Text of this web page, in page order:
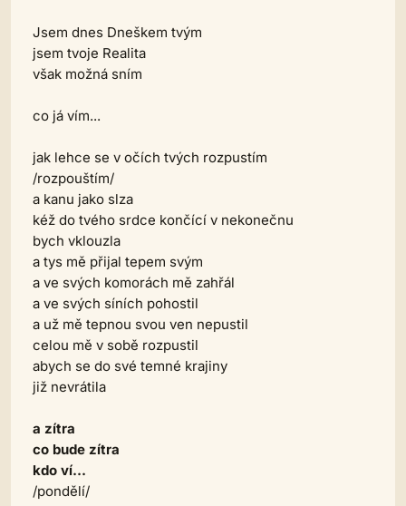
Jsem dnes Dneškem tvým
jsem tvoje Realita
však možná sním
co já vím...
jak lehce se v očích tvých rozpustím
/rozpouštím/
a kanu jako slza
kéž do tvého srdce končící v nekonečnu
bych vklouzla
a tys mě přijal tepem svým
a ve svých komorách mě zahřál
a ve svých síních pohostil
a už mě tepnou svou ven nepustil
celou mě v sobě rozpustil
abych se do své temné krajiny
již nevrátila
a zítra
co bude zítra
kdo ví...
/pondělí/